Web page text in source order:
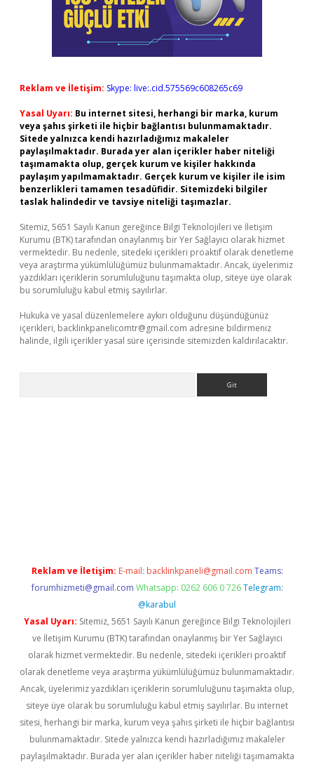
Reklam ve İletişim: Skype: live:.cid.575569c608265c69
Yasal Uyarı: Bu internet sitesi, herhangi bir marka, kurum
veya şahıs şirketi ile hiçbir bağlantısı bulunmamaktadır.
Sitede yalnızca kendi hazırladığımız makaleler
paylaşılmaktadır. Burada yer alan içerikler haber niteliği
taşımamakta olup, gerçek kurum ve kişiler hakkında
paylaşım yapılmamaktadır. Gerçek kurum ve kişiler ile isim
benzerlikleri tamamen tesadüfidir. Sitemizdeki bilgiler
taslak halindedir ve tavsiye niteliği taşımazlar.
Sitemiz, 5651 Sayılı Kanun gereğince Bilgi Teknolojileri ve İletişim
Kurumu (BTK) tarafından onaylanmış bir Yer Sağlayıcı olarak hizmet
vermektedir. Bu nedenle, sitedeki içerikleri proaktif olarak denetleme
veya araştırma yükümlülüğümüz bulunmamaktadır. Ancak, üyelerimiz
yazdıkları içeriklerin sorumluluğunu taşımakta olup, siteye üye olarak
bu sorumluluğu kabul etmiş sayılırlar.
Hukuka ve yasal düzenlemelere aykırı olduğunu düşündüğünüz
içerikleri, backlinkpanelicomtr@gmail.com adresine bildirmeniz
halinde, ilgili içerikler yasal süre içerisinde sitemizden kaldırılacaktır.
Reklam ve İletişim: E-mail: backlinkpaneli@gmail.com Teams:
forumhizmeti@gmail.com Whatsapp: 0262 606 0 726 Telegram:
@karabul
Yasal Uyarı: Sitemiz, 5651 Sayılı Kanun gereğince Bilgi Teknolojileri
ve İletişim Kurumu (BTK) tarafından onaylanmış bir Yer Sağlayıcı
olarak hizmet vermektedir. Bu nedenle, sitedeki içerikleri proaktif
olarak denetleme veya araştırma yükümlülüğümüz bulunmamaktadır.
Ancak, üyelerimiz yazdıkları içeriklerin sorumluluğunu taşımakta olup,
siteye üye olarak bu sorumluluğu kabul etmiş sayılırlar. Bu internet
sitesi, herhangi bir marka, kurum veya şahıs şirketi ile hiçbir bağlantısı
bulunmamaktadır. Sitede yalnızca kendi hazırladığımız makaleler
paylaşılmaktadır. Burada yer alan içerikler haber niteliği taşımamakta